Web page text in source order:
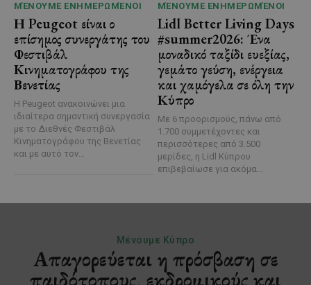
ΜΈΝΟΥΜΕ ΕΝΗΜΕΡΩΜΈΝΟΙ
Η Peugeot είναι ο
επίσημος συνεργάτης του
Φεστιβάλ
Κινηματογράφου της
Βενετίας
Η Peugeot ανακοινώνει μια
ιδιαίτερα σημαντική συνεργασία
με το Διεθνές Φεστιβάλ
Κινηματογράφου της Βενετίας
και με αυτό τον...
ΜΈΝΟΥΜΕ ΕΝΗΜΕΡΩΜΈΝΟΙ
Lidl Better Living Days
#summer2026: Ένα
μοναδικό ταξίδι ευεξίας,
γεμάτο γεύση, ενέργεια
και χαμόγελα σε όλη την
Κύπρο
Με 6 προορισμούς, πάνω από
1.700 συμμετέχοντες και
περισσότερες από 3.500
μερίδες, η Lidl Κύπρου
επιβεβαίωσε για ακόμα...